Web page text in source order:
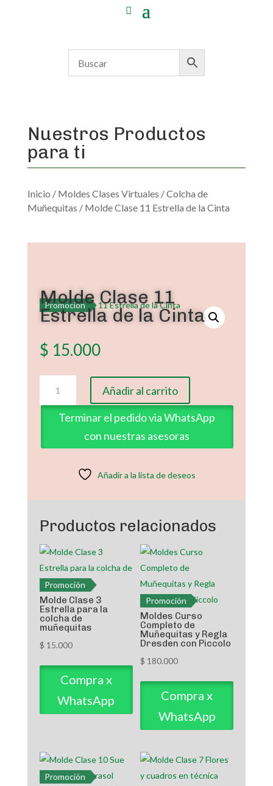
Nuestros Productos
para ti
Inicio / Moldes Clases Virtuales /Colcha de
Muñequitas / Molde Clase 11 Estrella de la Cinta
Promoción
Molde Clase 11
Estrella de la Cinta
$ 15.000
Clase
11
Estrella
la
Añadir al carrito
Terminar el pedido via WhatsApp
con nuestras asesoras
Añadir a la lista de deseos
Productos relacionados
Promoción
Molde Clase 3
Estrella para la
colcha de
muñequitas
$ 15.000
Compra x
WhatsApp
Promoción
Moldes Curso
Completo de
Muñequitas y Regla
Dresden con Piccolo
$ 180.000
Compra x
WhatsApp
Promoción